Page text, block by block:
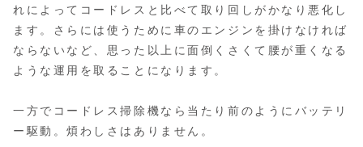
れによってコードレスと比べて取り回しがかなり悪化し
ます。さらには使うために車のエンジンを掛けなければ
ならないなど、思った以上に面倒くさくて腰が重くなる
ような運用を取ることになります。
一方でコードレス掃除機なら当たり前のようにバッテリ
ー駆動。煩わしさはありません。